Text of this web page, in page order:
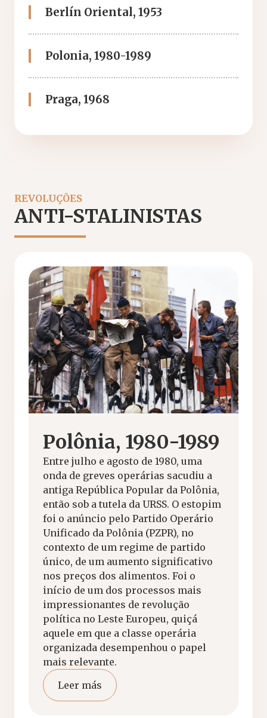
Berlín Oriental, 1953
Polonia, 1980-1989
Praga, 1968
REVOLUÇÕES
ANTI-STALINISTAS
Polônia, 1980-1989
Entre julho e agosto de 1980, uma
onda de greves operárias sacudiu a
antiga República Popular da Polônia,
então sob a tutela da URSS. O estopim
foi o anúncio pelo Partido Operário
Unificado da Polônia (PZPR), no
contexto de um regime de partido
único, de um aumento significativo
nos preços dos alimentos. Foi o
início de um dos processos mais
impressionantes de revolução
política no Leste Europeu, quiçá
aquele em que a classe operária
organizada desempenhou o papel
mais relevante.
Leer más